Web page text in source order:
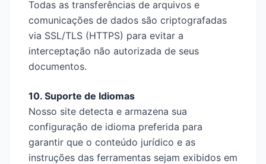
Todas as transferências de arquivos e
comunicações de dados são criptografadas
via SSL/TLS (HTTPS) para evitar a
interceptação não autorizada de seus
documentos.
10. Suporte de Idiomas
Nosso site detecta e armazena sua
configuração de idioma preferida para
garantir que o conteúdo jurídico e as
instruções das ferramentas sejam exibidos em